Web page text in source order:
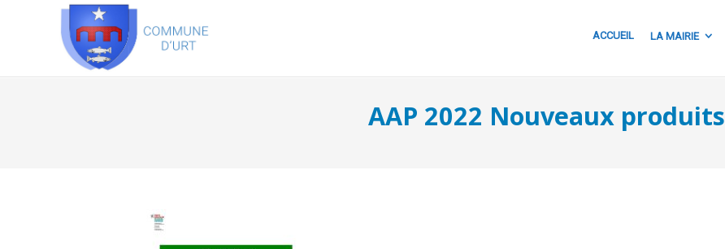
ACCUEIL LA MAIRIE
AAP 2022 Nouveaux produits